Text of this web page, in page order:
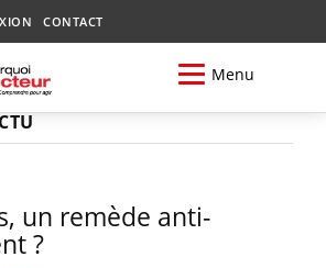
CONTACT
Menu
un remède anti-
?